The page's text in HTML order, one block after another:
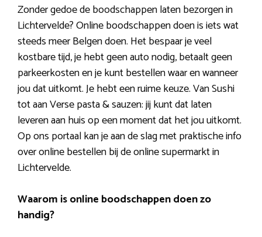
Zonder gedoe de boodschappen laten bezorgen in
Lichtervelde? Online boodschappen doen is iets wat
steeds meer Belgen doen. Het bespaar je veel
kostbare tijd, je hebt geen auto nodig, betaalt geen
parkeerkosten en je kunt bestellen waar en wanneer
jou dat uitkomt. Je hebt een ruime keuze. Van Sushi
tot aan Verse pasta & sauzen: jij kunt dat laten
leveren aan huis op een moment dat het jou uitkomt.
Op ons portaal kan je aan de slag met praktische info
over online bestellen bij de online supermarkt in
Lichtervelde.
Waarom is online boodschappen doen zo
handig?